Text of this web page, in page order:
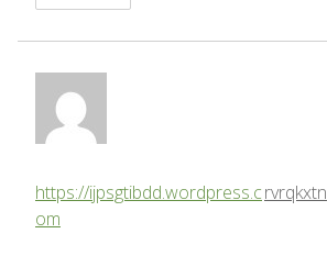
rvrqkxtn
https://ijpsgtibdd.wordpress.c
om